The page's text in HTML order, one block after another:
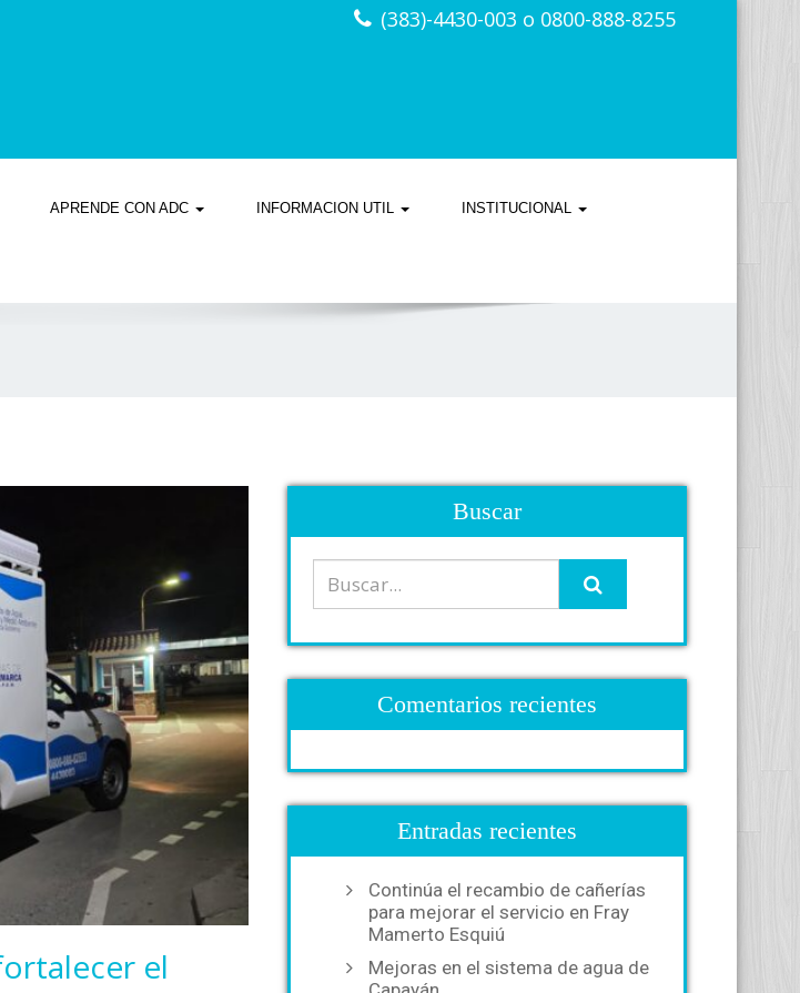
(383)-4430-003 o 0800-888-8255
APRENDE CON ADC INFORMACION UTIL INSTITUCIONAL
el
Buscar
Comentarios recientes
Entradas recientes
Continúa el recambio de cañerías
para mejorar el servicio en Fray
Mamerto Esquiú
Mejoras en el sistema de agua de